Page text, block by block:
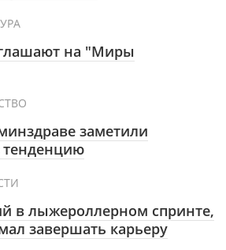
на "Миры
заметили
в лыжероллерном спринте,
завершать карьеру